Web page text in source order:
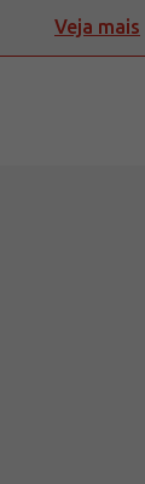
Veja mais